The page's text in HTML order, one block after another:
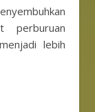
perburuan
lebih